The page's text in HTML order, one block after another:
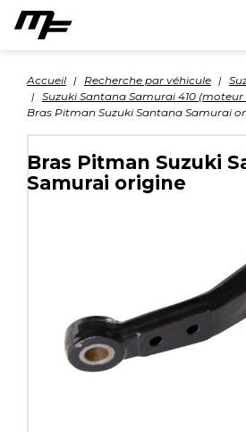
Accueil Recherche par véhicule
Suzuki Santana Samurai 410 (moteur
Bras Pitman Suzuki Santana Samurai
Bras Pitman Suzuki
Samurai origine